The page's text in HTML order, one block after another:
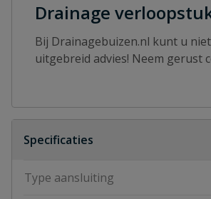
Drainage
Bij Drainagebuizen.nl kunt u
uitgebreid advies! Neem gerust
Specificaties
Type aansluiting